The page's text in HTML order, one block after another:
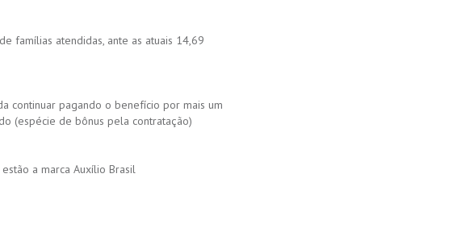
famílias atendidas, ante as atuais 14,69
continuar pagando o benefício por mais um
(espécie de bônus pela contratação)
a marca Auxílio Brasil